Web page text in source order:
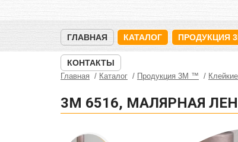
ГЛАВНАЯ КАТАЛОГ ПРОДУКЦИЯ
КОНТАКТЫ
Главная Каталог Продукция 3M ™
3M 6516, МАЛЯРНАЯ